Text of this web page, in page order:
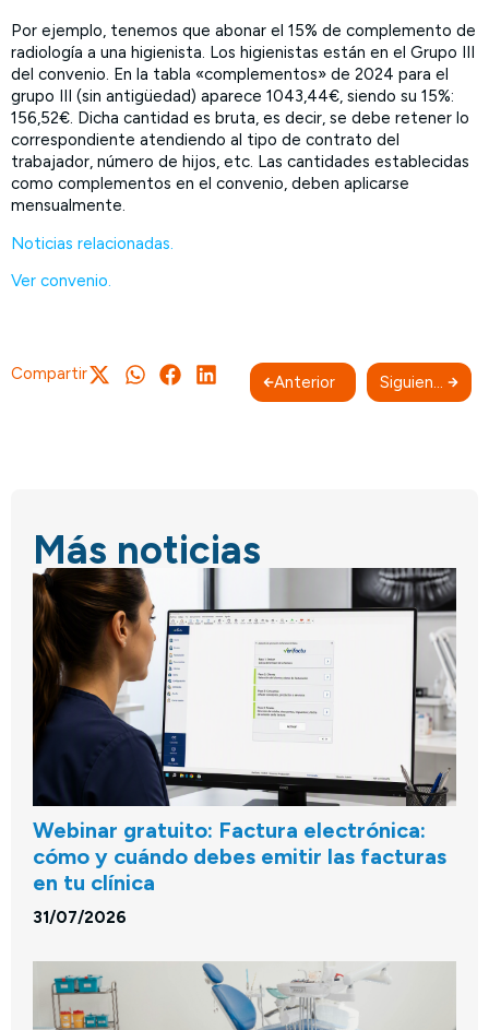
Por ejemplo, tenemos que abonar el 15% de complemento de
radiología a una higienista. Los higienistas están en el Grupo III
del convenio. En la tabla «complementos» de 2024 para el
grupo III (sin antigüedad) aparece 1043,44€, siendo su 15%:
156,52€. Dicha cantidad es bruta, es decir, se debe retener lo
correspondiente atendiendo al tipo de contrato del
trabajador, número de hijos, etc. Las cantidades establecidas
como complementos en el convenio, deben aplicarse
mensualmente.
Noticias relacionadas.
Ver convenio.
Compartir Anterior
Más noticias
Webinar gratuito: Factura electrónica:
cómo y cuándo debes emitir las facturas
en tu clínica
31/07/2026